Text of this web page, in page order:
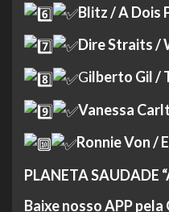
Blitz / A Dois
Dire Straits /
Gilberto Gil /
Vanessa
Ronnie Von /
PLANETA SAUDADE
Baixe nosso APP